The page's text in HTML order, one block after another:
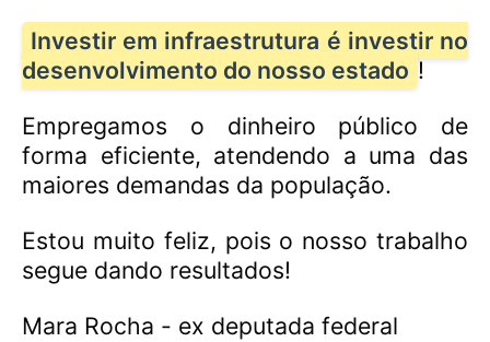
Investir em infraestrutura é investir no
desenvolvimento do nosso estado !
Empregamos o dinheiro público de
forma eficiente, atendendo a uma das
maiores demandas da população.
Estou muito feliz, pois o nosso trabalho
segue dando resultados!
Mara Rocha - ex deputada federal